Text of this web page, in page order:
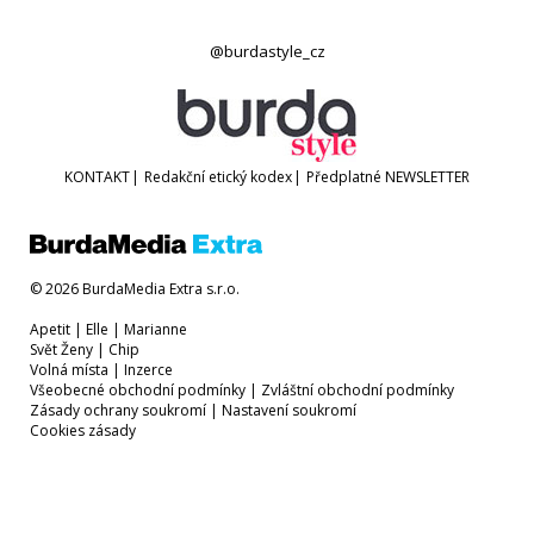
@burdastyle_cz
KONTAKT| Redakční etický kodex| Předplatné NEWSLETTER
© 2026 BurdaMedia Extra s.r.o.
Apetit
Elle
Marianne
Svět Ženy
Chip
Volná místa
Inzerce
Všeobecné obchodní podmínky
Zvláštní obchodní podmínky
Zásady ochrany soukromí
Nastavení soukromí
Cookies zásady